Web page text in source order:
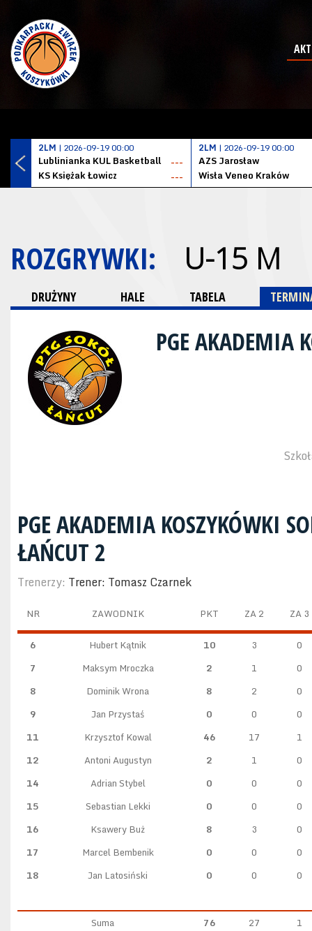
2LM | 2026-09-19 00:00
Lublinianka KUL Basketball
---
KS Księżak Łowicz
---
2LM | 2026-09-19 00:00
AZS Jarosław
Wisła Veneo Kraków
ROZGRYWKI: U-15 M
DRUŻYNY HALE TABELA
PGE AKADEMIA
PGE AKADEMIA KOSZYKÓWKI
ŁAŃCUT 2
Trenerzy: Trener: Tomasz Czarnek
NR ZAWODNIK PKT ZA 2 ZA 3
6 Hubert Kątnik 10 3
0
7
Maksym Mroczka 2 1
0
8
Dominik Wrona 8 2
0
9
Jan Przystaś 0 0
0
11
Krzysztof Kowal 46 17
1
12
Antoni Augustyn 2 1
0
14
Adrian Stybel 0 0
0
15
Sebastian Lekki 0 0
0
16
Ksawery Buż 8 3
0
17
Marcel Bembenik 0 0
0
18
Jan Latosiński 0 0 0
Suma 76 27 1